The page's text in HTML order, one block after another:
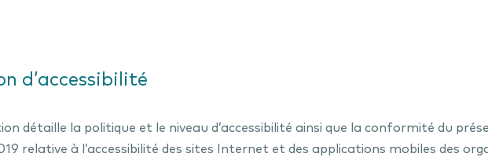
d’accessibilité
détaille la politique et le niveau d’accessibilité ainsi que la conformité du
relative à l’accessibilité des sites Internet et des applications mobiles des